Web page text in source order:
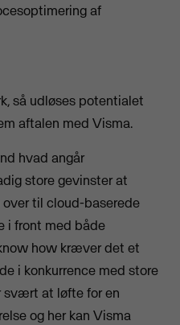
af
så udløses potentialet
aftalen med Visma.
hvad angår
store gevinster at
til cloud-baserede
i front med både
how kræver det et
i konkurrence med store
svært at løfte for en
og her kan Visma